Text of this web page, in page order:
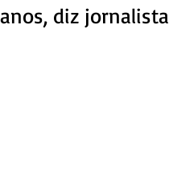
anos, diz jornalista